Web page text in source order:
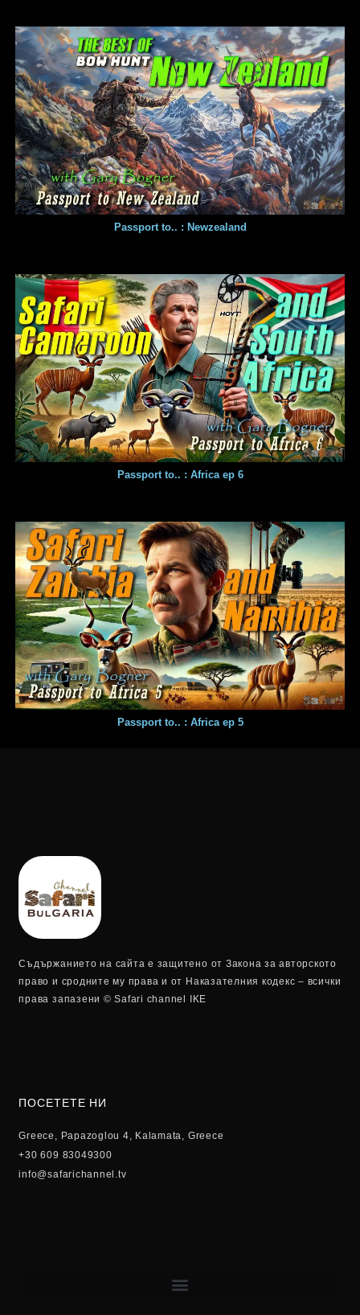
Passport to.. : Newzealand
Passport to.. : Africa ep 6
Passport to.. : Africa ep 5
Съдържанието на сайта е защитено от Закона за авторското
право и сродните му права и от Наказателния кодекс – всички
права запазени © Safari channel IKE
ПОСЕТЕТЕ НИ
Greece, Papazoglou 4, Kalamata, Greece
+30 609 83049300
info@safarichannel.tv